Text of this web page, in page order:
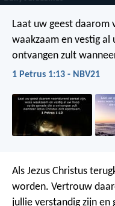
Laat uw geest daarom
waakzaam en vestig al
ontvangen zult
1 Petrus 1:13 - NBV21
Als Jezus Christus
worden. Vertrouw
jullie verstandig zijn